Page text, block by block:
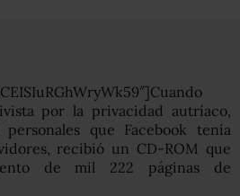
por la privacidad autríaco,
que Facebook tenía
recibió un CD-ROM que
de mil 222 páginas de